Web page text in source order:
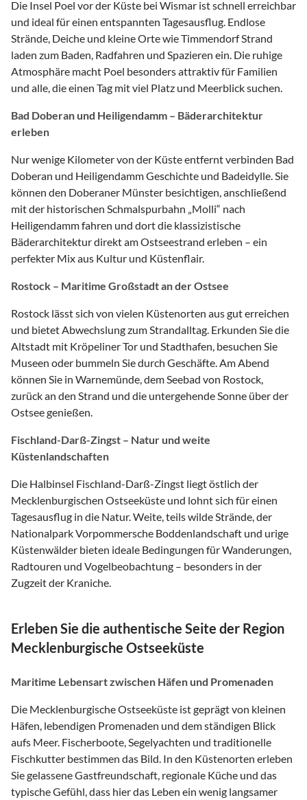
Die Insel Poel vor der Küste bei Wismar ist schnell erreichbar
und ideal für einen entspannten Tagesausflug. Endlose
Strände, Deiche und kleine Orte wie Timmendorf Strand
laden zum Baden, Radfahren und Spazieren ein. Die ruhige
Atmosphäre macht Poel besonders attraktiv für Familien
und alle, die einen Tag mit viel Platz und Meerblick suchen.
Bad Doberan und Heiligendamm – Bäderarchitektur
erleben
Nur wenige Kilometer von der Küste entfernt verbinden Bad
Doberan und Heiligendamm Geschichte und Badeidylle. Sie
können den Doberaner Münster besichtigen, anschließend
mit der historischen Schmalspurbahn „Molli“ nach
Heiligendamm fahren und dort die klassizistische
Bäderarchitektur direkt am Ostseestrand erleben – ein
perfekter Mix aus Kultur und Küstenflair.
Rostock – Maritime Großstadt an der Ostsee
Rostock lässt sich von vielen Küstenorten aus gut erreichen
und bietet Abwechslung zum Strandalltag. Erkunden Sie die
Altstadt mit Kröpeliner Tor und Stadthafen, besuchen Sie
Museen oder bummeln Sie durch Geschäfte. Am Abend
können Sie in Warnemünde, dem Seebad von Rostock,
zurück an den Strand und die untergehende Sonne über der
Ostsee genießen.
Fischland-Darß-Zingst – Natur und weite
Küstenlandschaften
Die Halbinsel Fischland-Darß-Zingst liegt östlich der
Mecklenburgischen Ostseeküste und lohnt sich für einen
Tagesausflug in die Natur. Weite, teils wilde Strände, der
Nationalpark Vorpommersche Boddenlandschaft und urige
Küstenwälder bieten ideale Bedingungen für Wanderungen,
Radtouren und Vogelbeobachtung – besonders in der
Zugzeit der Kraniche.
Erleben Sie die authentische Seite der Region
Mecklenburgische Ostseeküste
Maritime Lebensart zwischen Häfen und Promenaden
Die Mecklenburgische Ostseeküste ist geprägt von kleinen
Häfen, lebendigen Promenaden und dem ständigen Blick
aufs Meer. Fischerboote, Segelyachten und traditionelle
Fischkutter bestimmen das Bild. In den Küstenorten erleben
Sie gelassene Gastfreundschaft, regionale Küche und das
typische Gefühl, dass hier das Leben ein wenig langsamer